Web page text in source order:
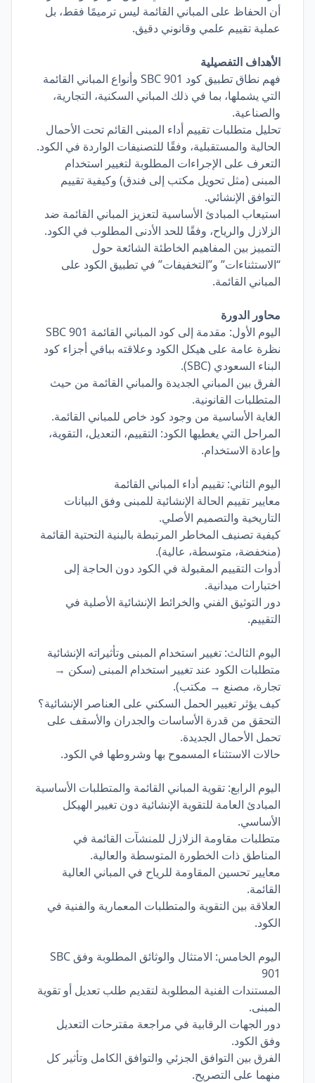
أن الحفاظ على المباني القائمة ليس ترميمًا فقط، بل
عملية تقييم علمي وقانوني دقيق.
الأهداف التفصيلية
فهم نطاق تطبيق كود SBC 901 وأنواع المباني القائمة
التي يشملها، بما في ذلك المباني السكنية، التجارية،
والصناعية.
تحليل متطلبات تقييم أداء المبنى القائم تحت الأحمال
الحالية والمستقبلية، وفقًا للتصنيفات الواردة في الكود.
التعرف على الإجراءات المطلوبة لتغيير استخدام
المبنى (مثل تحويل مكتب إلى فندق) وكيفية تقييم
التوافق الإنشائي.
استيعاب المبادئ الأساسية لتعزيز المباني القائمة ضد
الزلازل والرياح، وفقًا للحد الأدنى المطلوب في الكود.
التمييز بين المفاهيم الخاطئة الشائعة حول
“الاستثناءات” و”التخفيفات” في تطبيق الكود على
المباني القائمة.
محاور الدورة
اليوم الأول: مقدمة إلى كود المباني القائمة SBC 901
نظرة عامة على هيكل الكود وعلاقته بباقي أجزاء كود
البناء السعودي (SBC).
الفرق بين المباني الجديدة والمباني القائمة من حيث
المتطلبات القانونية.
الغاية الأساسية من وجود كود خاص للمباني القائمة.
المراحل التي يغطيها الكود: التقييم، التعديل، التقوية،
وإعادة الاستخدام.
اليوم الثاني: تقييم أداء المباني القائمة
معايير تقييم الحالة الإنشائية للمبنى وفق البيانات
التاريخية والتصميم الأصلي.
كيفية تصنيف المخاطر المرتبطة بالبنية التحتية القائمة
(منخفضة، متوسطة، عالية).
أدوات التقييم المقبولة في الكود دون الحاجة إلى
اختبارات ميدانية.
دور التوثيق الفني والخرائط الإنشائية الأصلية في
التقييم.
اليوم الثالث: تغيير استخدام المبنى وتأثيراته الإنشائية
متطلبات الكود عند تغيير استخدام المبنى (سكن →
تجارة، مصنع → مكتب).
كيف يؤثر تغيير الحمل السكني على العناصر الإنشائية؟
التحقق من قدرة الأساسات والجدران والأسقف على
تحمل الأحمال الجديدة.
حالات الاستثناء المسموح بها وشروطها في الكود.
اليوم الرابع: تقوية المباني القائمة والمتطلبات الأساسية
المبادئ العامة للتقوية الإنشائية دون تغيير الهيكل
الأساسي.
متطلبات مقاومة الزلازل للمنشآت القائمة في
المناطق ذات الخطورة المتوسطة والعالية.
معايير تحسين المقاومة للرياح في المباني العالية
القائمة.
العلاقة بين التقوية والمتطلبات المعمارية والفنية في
الكود.
اليوم الخامس: الامتثال والوثائق المطلوبة وفق SBC
901
المستندات الفنية المطلوبة لتقديم طلب تعديل أو تقوية
المبنى.
دور الجهات الرقابية في مراجعة مقترحات التعديل
وفق الكود.
الفرق بين التوافق الجزئي والتوافق الكامل وتأثير كل
منهما على التصريح.